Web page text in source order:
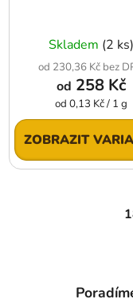
Skladem (2 ks)
od 230,36 Kč bez
od 258 Kč
Měrná
cena:
od 0,13 Kč / 1 g
ZOBRAZIT